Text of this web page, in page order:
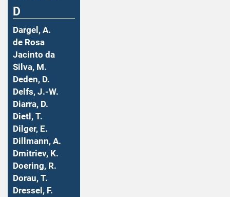
D
Dargel, A.
de Rosa
Jacinto da
Silva, M.
Deden, D.
Delfs, J.-W.
Diarra, D.
Dietl, T.
Dilger, E.
Dillmann, A.
Dmitriev, K.
Doering, R.
Dorau, T.
Dressel, F.